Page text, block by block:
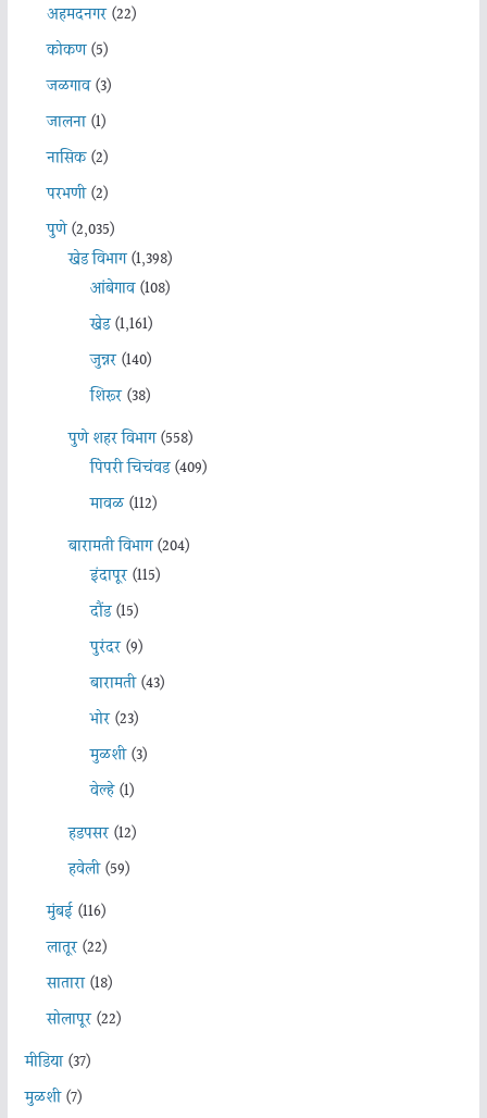
अहमदनगर(22)
कोकण(5)
जळगाव(3)
जालना(1)
नासिक(2)
परभणी(2)
पुणे(2,035)
खेड विभाग(1,398)
आंबेगाव(108)
खेड(1,161)
जुन्नर(140)
शिरूर(38)
पुणे शहर विभाग(558)
पिंपरी चिचंवड(409)
मावळ(112)
बारामती विभाग(204)
इंदापूर(115)
दौंड(15)
पुरंदर(9)
बारामती(43)
भोर(23)
मुळशी(3)
वेल्हे(1)
हडपसर(12)
हवेली(59)
मुंबई(116)
लातूर(22)
सातारा(18)
सोलापूर(22)
मीडिया(37)
मुळशी(7)